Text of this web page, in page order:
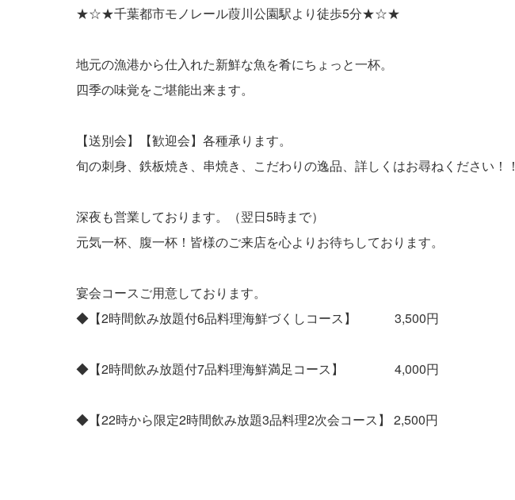
★☆★千葉都市モノレール葭川公園駅より徒歩5分★☆★
地元の漁港から仕入れた新鮮な魚を肴にちょっと一杯。
四季の味覚をご堪能出来ます。
【送別会】【歓迎会】各種承ります。
旬の刺身、鉄板焼き、串焼き、こだわりの逸品、詳しくはお尋ねください！！
深夜も営業しております。（翌日5時まで）
元気一杯、腹一杯！皆様のご来店を心よりお待ちしております。
宴会コースご用意しております。
◆【2時間飲み放題付6品料理海鮮づくしコース】 3,500円
◆【2時間飲み放題付7品料理海鮮満足コース】 4,000円
◆【22時から限定2時間飲み放題3品料理2次会コース】 2,500円